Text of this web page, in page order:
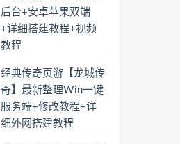
后台+安卓苹果双端
+详细搭建教程+视频
教程
经典传奇页游【龙城传
奇】最新整理Win一键
服务端+修改教程+详
细外网搭建教程